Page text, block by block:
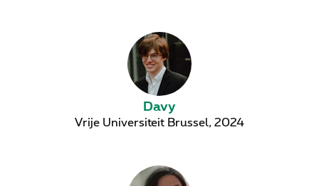
Davy
Vrije Universiteit Brussel, 2024